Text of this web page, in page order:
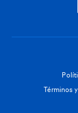
Términos